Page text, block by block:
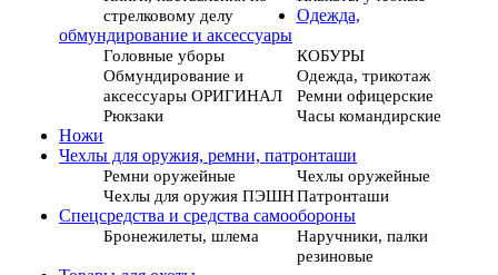
стрелковому делу
Одежда,
обмундирование и аксессуары
Головные уборы
КОБУРЫ
Обмундирование и
аксессуары ОРИГИНАЛ
Одежда, трикотаж
Ремни офицерские
Рюкзаки
Часы командирские
Ножи
Чехлы для оружия, ремни, патронташи
Ремни оружейные
Чехлы оружейные
Чехлы для оружия ПЭШНПатронташи
Спецсредства и средства самообороны
Бронежилеты, шлема
Наручники, палки
резиновые